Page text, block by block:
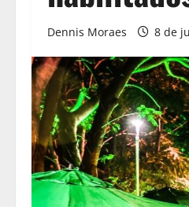
Dennis Moraes 8 de